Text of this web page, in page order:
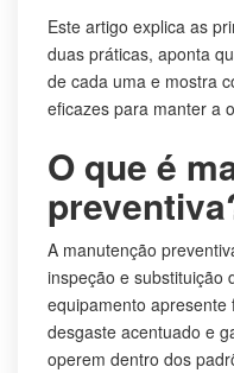
Este artigo explica as
duas práticas, aponta
de cada uma e mostra
eficazes para manter a
O que é
A manutenção
inspeção e substituição
equipamento apresente
desgaste acentuado e
operem dentro dos